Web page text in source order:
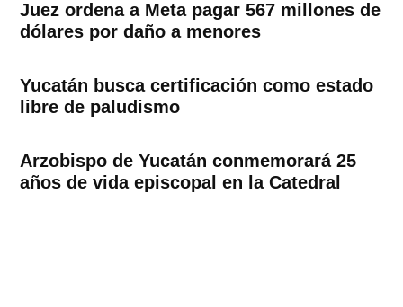
Juez ordena a Meta pagar 567 millones de
dólares por daño a menores
Yucatán busca certificación como estado
libre de paludismo
Arzobispo de Yucatán conmemorará 25
años de vida episcopal en la Catedral